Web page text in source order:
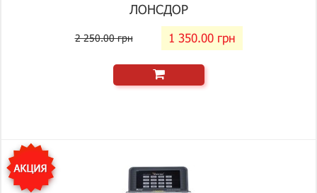
ЛОНСДОР
2 250.00 грн 1 350.00 грн